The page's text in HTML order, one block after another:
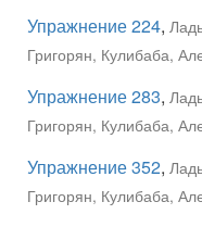
Упражнение 224,
Григорян, Кулибаба,
Упражнение 283,
Григорян, Кулибаба,
Упражнение 352,
Григорян, Кулибаба,